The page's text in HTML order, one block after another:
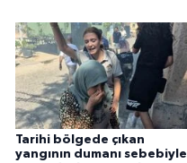
Tarihi bölgede çıkan
yangının dumanı sebebiyle